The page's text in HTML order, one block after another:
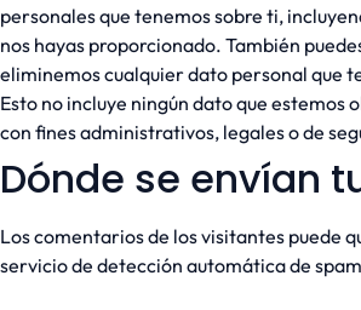
personales que tenemos sobre ti,
nos hayas proporcionado. También
eliminemos cualquier dato personal que
Esto no incluye ningún dato que estemos
con fines administrativos, legales o de
Dónde se envían
Los comentarios de los visitantes puede
servicio de detección automática de